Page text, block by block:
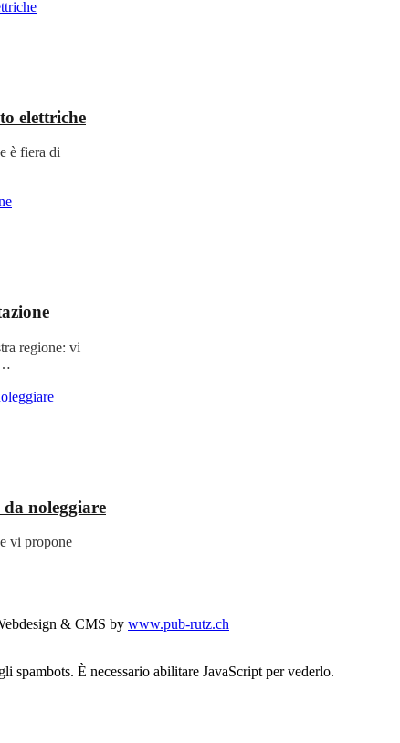
elettriche
è fiera di
regione: vi
noleggiare
vi propone
& CMS by www.pub-rutz.ch
spambots. È necessario abilitare JavaScript per vederlo.